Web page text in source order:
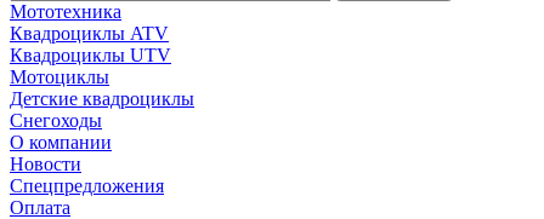
Мототехника
Квадроциклы ATV
Квадроциклы UTV
Мотоциклы
Детские квадроциклы
Снегоходы
О компании
Новости
Спецпредложения
Оплата